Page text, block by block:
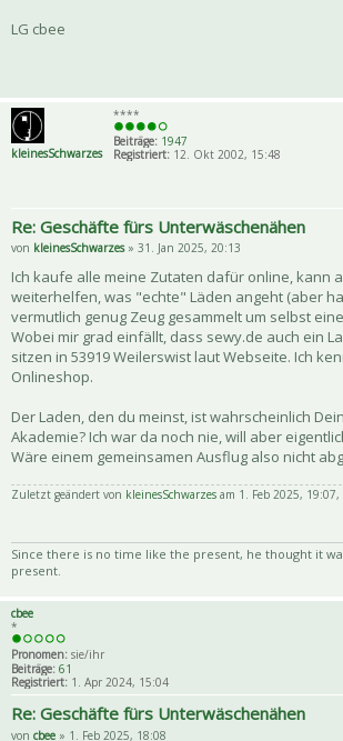
LG cbee
kleinesSchwarzes
****
Beiträge: 1947
Registriert: 12. Okt 2002, 15:48
Re: Geschäfte fürs Unterwäschenähen
von kleinesSchwarzes» 31. Jan 2025, 20:13
Ich kaufe alle meine Zutaten dafür online, kann
weiterhelfen, was "echte" Läden angeht (aber
vermutlich genug Zeug gesammelt um selbst
Wobei mir grad einfällt, dass sewy.de auch ein
sitzen in 53919 Weilerswist laut Webseite. Ich
Onlineshop.
Der Laden, den du meinst, ist wahrscheinlich
Akademie? Ich war da noch nie, will aber
Wäre einem gemeinsamen Ausflug also nicht
Zuletzt geändert von kleinesSchwarzes am 1. Feb 2025,
Since there is no time like the present, he thought it
present.
cbee
*
Pronomen: sie/ihr
Beiträge: 61
Registriert: 1. Apr 2024, 15:04
Re: Geschäfte fürs Unterwäschenähen
von cbee » 1. Feb 2025, 18:08